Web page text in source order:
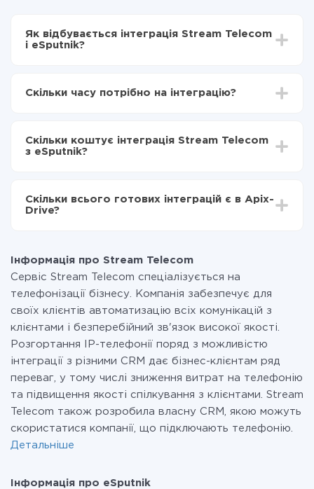
Як відбувається інтеграція Stream Telecom
і eSputnik?
Вибираєте які дані передавати з Stream Telecom
Тепер дані будуть автоматично передаватися з
Stream Telecom в eSputnik
Скільки часу потрібно на інтеграцію?
становити від 5-ти до 30-хвилин. У середньому
налаштування займає 10-15 хвилин.
Скільки коштує інтеграція Stream Telecom
з eSputnik?
Ви оплачуєте лише кількість даних, які за фактом
передаються з однієї вашої системи в іншу через
при необхідності. Детальніше про
Скільки всього готових інтеграцій є в Apix-
Drive?
Інформація про Stream Telecom
Сервіс Stream Telecom спеціалізується на
телефонізації бізнесу. Компанія забезпечує для
своїх клієнтів автоматизацію всіх комунікацій з
клієнтами і безперебійний зв'язок високої якості.
Розгортання IP-телефонії поряд з можливістю
інтеграції з різними CRM дає бізнес-клієнтам ряд
переваг, у тому числі зниження витрат на телефонію
та підвищення якості спілкування з клієнтами. Stream
Telecom також розробила власну CRM, якою можуть
скористатися компанії, що підключають телефонію.
Детальніше
Інформація про eSputnik